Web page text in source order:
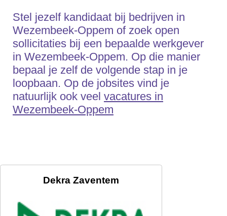
Stel jezelf kandidaat bij bedrijven in
Wezembeek-Oppem of zoek open
sollicitaties bij een bepaalde werkgever
in Wezembeek-Oppem. Op die manier
bepaal je zelf de volgende stap in je
loopbaan. Op de jobsites vind je
natuurlijk ook veel vacatures in
Wezembeek-Oppem
Dekra Zaventem